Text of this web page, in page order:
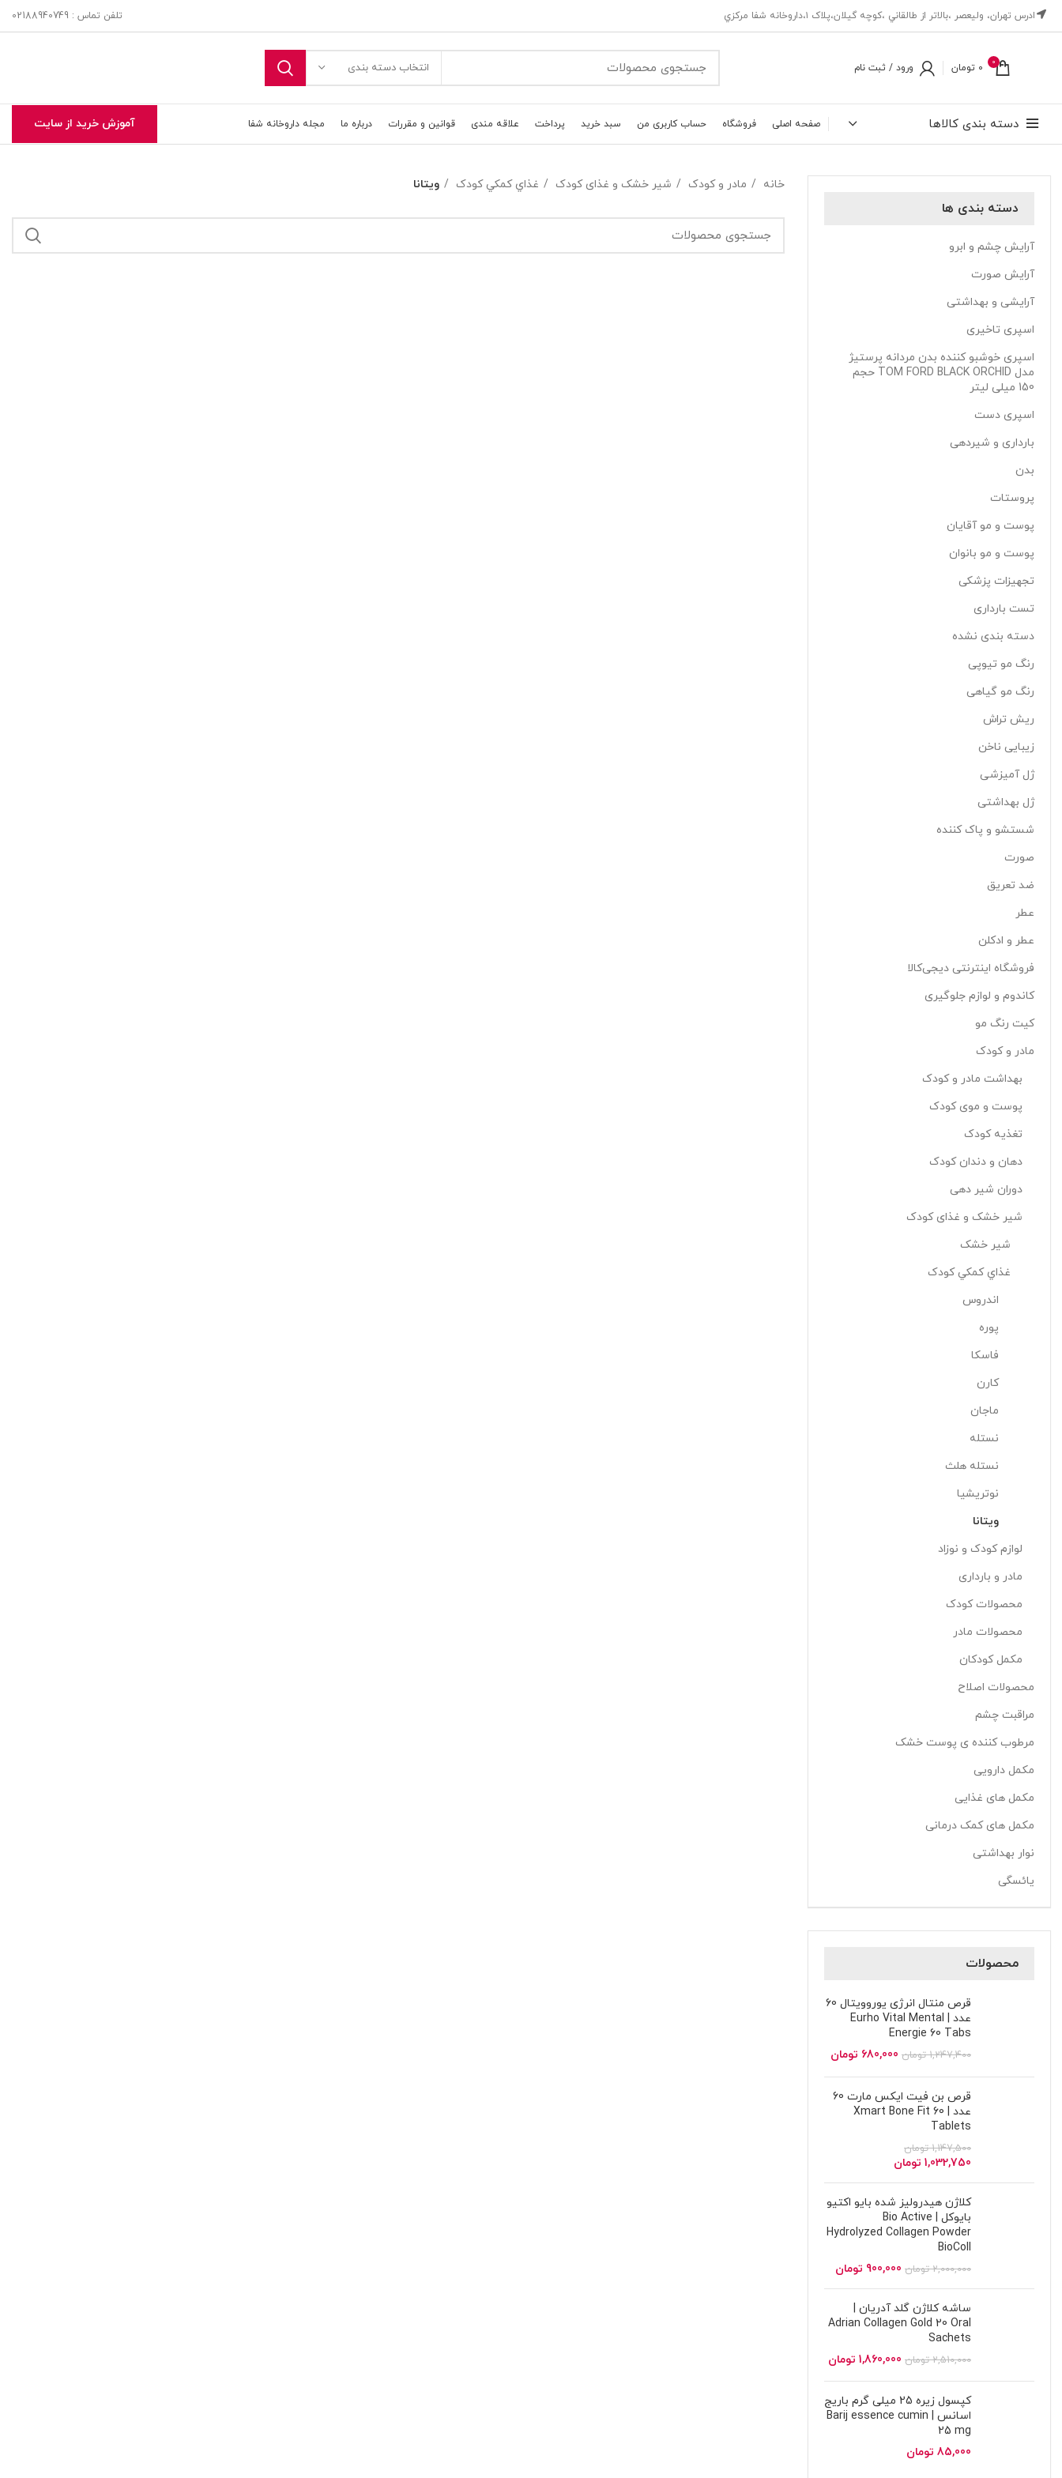
ادرس تهران، ‎وليعصر ،بالاتر از طالقاني ،كوچه گيلان،پلاک ۱،داروخانه شفا مركزي تلفن تماس : 02188940749
0
0 تومان ورود / ثبت نام انتخاب دسته بندی
دسته بندی کالاها صفحه اصلی فروشگاه حساب کاربری من سبد خرید پرداخت علاقه مندی قوانین و مقررات درباره ما مجله داروخانه شفا آموزش خرید از سایت
دسته بندی ها
آرایش چشم و ابرو
آرایش صورت
آرایشی و بهداشتی
اسپری تاخیری
اسپری خوشبو کننده بدن مردانه پرستیژ
مدل TOM FORD BLACK ORCHID حجم
150 میلی لیتر
اسپری دست
بارداری و شیردهی
بدن
پروستات
پوست و مو آقایان
پوست و مو بانوان
تجهیزات پزشکی
تست بارداری
دسته بندی نشده
رنگ مو تیوپی
رنگ مو گیاهی
ریش تراش
زیبایی ناخن
ژل آمیزشی
ژل بهداشتی
شستشو و پاک کننده
صورت
ضد تعریق
عطر
عطر و ادکلن
فروشگاه اینترنتی دیجی‌کالا
کاندوم و لوازم جلوگیری
کیت رنگ مو
مادر و کودک
بهداشت مادر و کودک
پوست و موی کودک
تغذیه کودک
دهان و دندان کودک
دوران شیر دهی
شیر خشک و غذای کودک
شير خشک
غذاي کمکي کودک
اندروس
پوره
فاسکا
کارن
ماجان
نستله
نستله هلث
نوتريشيا
ويتانا
لوازم کودک و نوزاد
مادر و بارداری
محصولات کودک
محصولات مادر
مکمل کودکان
محصولات اصلاح
مراقبت چشم
مرطوب کننده ی پوست خشک
مکمل دارویی
مکمل های غذایی
مکمل های کمک درمانی
نوار بهداشتی
یائسگی
محصولات
قرص منتال انرژی یوروویتال 60
عدد | Eurho Vital Mental
Energie 60 Tabs
1,247,400 تومان 680,000 تومان
قرص بن فیت ایکس مارت 60
عدد | Xmart Bone Fit 60
Tablets
1,147,500 تومان
1,032,750 تومان
کلاژن هیدرولیز شده بایو اکتیو
بایوکل | Bio Active
Hydrolyzed Collagen Powder
BioColl
2,000,000 تومان 900,000 تومان
ساشه کلاژن گلد آدریان |
Adrian Collagen Gold 20 Oral
Sachets
2,510,000 تومان 1,860,000 تومان
کپسول زیره 25 میلی گرم باریج
اسانس | Barij essence cumin
25 mg
85,000 تومان
خانه مادر و کودک شیر خشک و غذای کودک غذاي کمکي کودک ويتانا